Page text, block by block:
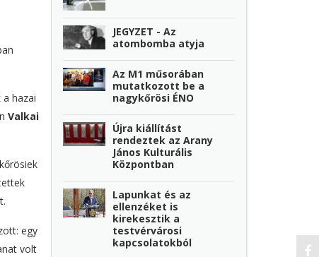
hazai
Valkai
egy
volt
JEGYZET - Az
atombomba atyja
Az M1 műsorában
mutatkozott be a
nagykőrösi ÉNO
Újra kiállítást
rendeztek az Arany
János Kulturális
Központban
Lapunkat és az
ellenzéket is
kirekesztik a
testvérvárosi
kapcsolatokból